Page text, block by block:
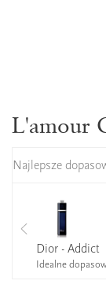
L'amour
Najlepsze
Dior - Addict
Idealne